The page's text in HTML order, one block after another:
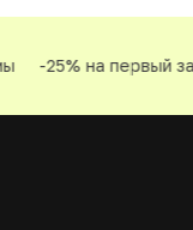
-25% на первый